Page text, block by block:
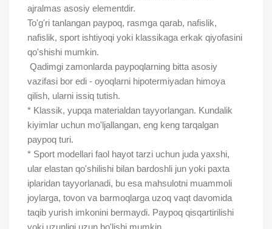
ajralmas asosiy elementdir.
To'g'ri tanlangan paypoq, rasmga qarab, nafislik,
nafislik, sport ishtiyoqi yoki klassikaga erkak qiyofasini
qo'shishi mumkin.
Qadimgi zamonlarda paypoqlarning bitta asosiy
vazifasi bor edi - oyoqlarni hipotermiyadan himoya
qilish, ularni issiq tutish.
* Klassik, yupqa materialdan tayyorlangan. Kundalik
kiyimlar uchun mo'ljallangan, eng keng tarqalgan
paypoq turi.
* Sport modellari faol hayot tarzi uchun juda yaxshi,
ular elastan qo'shilishi bilan bardoshli jun yoki paxta
iplaridan tayyorlanadi, bu esa mahsulotni muammoli
joylarga, tovon va barmoqlarga uzoq vaqt davomida
taqib yurish imkonini bermaydi. Paypoq qisqartirilishi